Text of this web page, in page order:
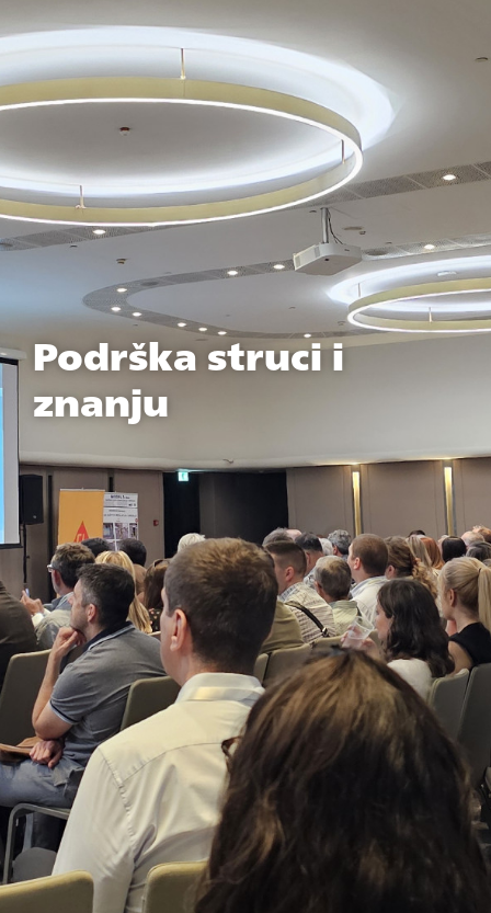
Podrška struci i
znanju